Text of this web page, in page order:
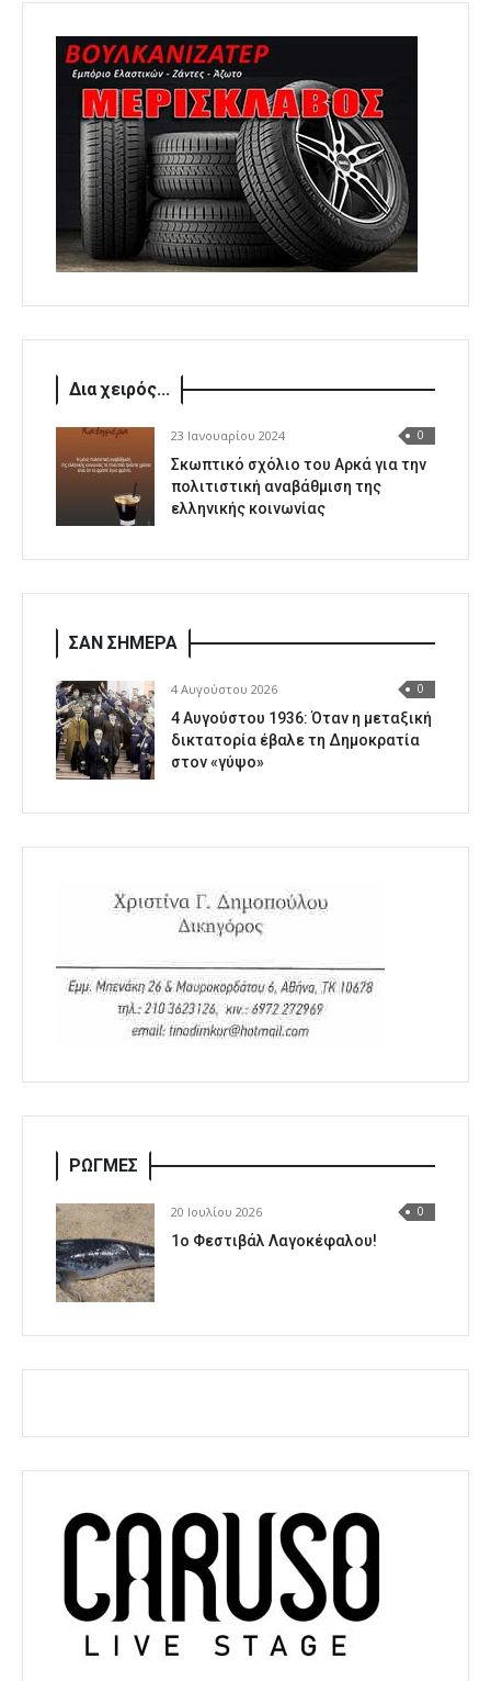
Δια χειρός...
23 Ιανουαρίου 2024 0
Σκωπτικό σχόλιο του Αρκά για την
πολιτιστική αναβάθμιση της
ελληνικής κοινωνίας
ΣΑΝ ΣΗΜΕΡΑ
4 Αυγούστου 2026 0
4 Αυγούστου 1936: Όταν η μεταξική
δικτατορία έβαλε τη Δημοκρατία
στον «γύψο»
ΡΩΓΜΕΣ
20 Ιουλίου 2026 0
1o Φεστιβάλ Λαγοκέφαλου!